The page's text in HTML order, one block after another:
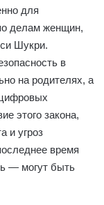
для
делам женщин,
Шукри.
в
на родителях, а
этого закона,
и угроз
время
— могут быть